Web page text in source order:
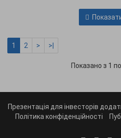
1 2 > >|
Показано з 1
Презентація для інвесторів
Політика конфіденційності